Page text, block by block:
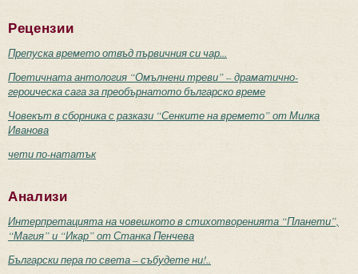
Рецензии
Препуска времето отвъд първичния си чар...
Поетичната антология “Омълнени треви” – драматично-
героическа сага за преобърнатото българско време
Човекът в сборника с разкази “Сенките на времето” от Милка
Иванова
чети по-нататък
Анализи
Интерпретацията на човешкото в стихотворенията “Планети”,
“Магия” и “Икар” от Станка Пенчева
Български пера по света – събудете ни!..